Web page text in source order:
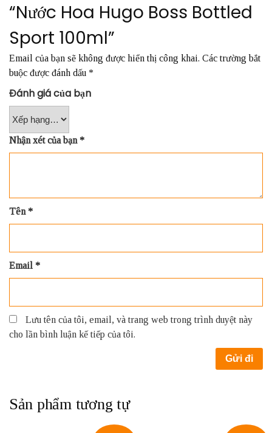
“Nước Hoa Hugo Boss Bottled
Sport 100ml”
Email của bạn sẽ không được hiển thị công khai. Các trường bắt
buộc được đánh dấu *
Đánh giá của bạn
Nhận xét của bạn *
Tên *
Email *
Lưu tên của tôi, email, và trang web trong trình duyệt này
cho lần bình luận kế tiếp của tôi.
Sản phẩm tương tự